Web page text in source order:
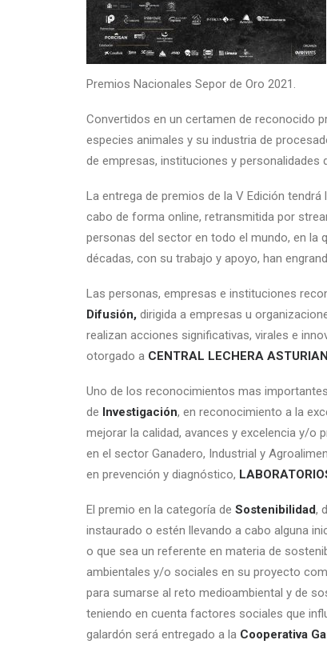
Premios Nacionales Sepor de Oro 2021.
Convertidos en un certamen de reconocido
especies animales y su industria de
de empresas, instituciones y personalidades
La entrega de premios de la V Edición
cabo de forma online, retransmitida por
personas del sector en todo el mundo, en la
décadas, con su trabajo y apoyo, han
Las personas, empresas e instituciones
Difusión, dirigida a empresas u
realizan acciones significativas, virales e
otorgado a CENTRAL LECHERA
Uno de los reconocimientos mas
de Investigación, en reconocimiento a la
mejorar la calidad, avances y excelencia y/
en el sector Ganadero, Industrial y
en prevención y diagnóstico,
El premio en la categoría de Sostenibilidad,
instaurado o estén llevando a cabo alguna
o que sea un referente en materia de
ambientales y/o sociales en su proyecto
para sumarse al reto medioambiental y de
teniendo en cuenta factores sociales que
galardón será entregado a la Cooperativa